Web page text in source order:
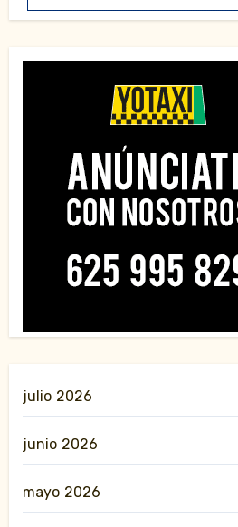
julio 2026
junio 2026
mayo 2026